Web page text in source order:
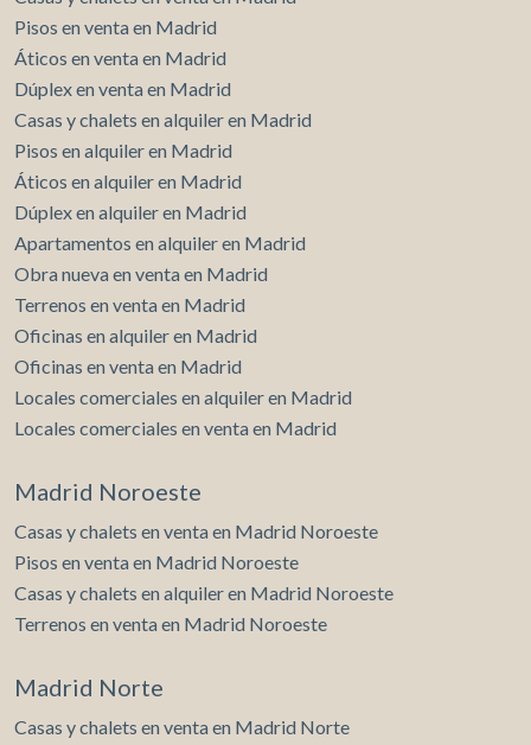
de arte y todos los servicios necesarios, además de
excelentes conexiones de transporte público.
Pisos en venta en Madrid
Áticos en venta en Madrid
Dúplex en venta en Madrid
Casas y chalets en alquiler en Madrid
Pisos en alquiler en Madrid
Áticos en alquiler en Madrid
Dúplex en alquiler en Madrid
Apartamentos en alquiler en Madrid
Obra nueva en venta en Madrid
Terrenos en venta en Madrid
Oficinas en alquiler en Madrid
Oficinas en venta en Madrid
Locales comerciales en alquiler en Madrid
Locales comerciales en venta en Madrid
Madrid Noroeste
Casas y chalets en venta en Madrid Noroeste
Pisos en venta en Madrid Noroeste
Casas y chalets en alquiler en Madrid Noroeste
Terrenos en venta en Madrid Noroeste
Madrid Norte
Casas y chalets en venta en Madrid Norte